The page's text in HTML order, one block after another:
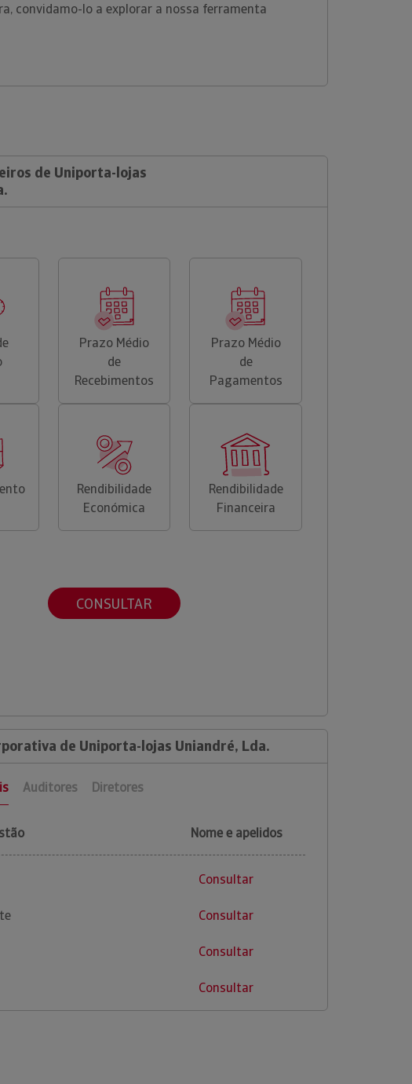
convidamo-lo a explorar a nossa ferramenta
de Uniporta-lojas
Prazo Médio
de
Recebimentos
Prazo Médio
de
Pagamentos
Rendibilidade
Económica
Rendibilidade
Financeira
CONSULTAR
de Uniporta-lojas Uniandré, Lda.
Auditores Diretores
Nome e apelidos
Consultar
Consultar
Consultar
Consultar